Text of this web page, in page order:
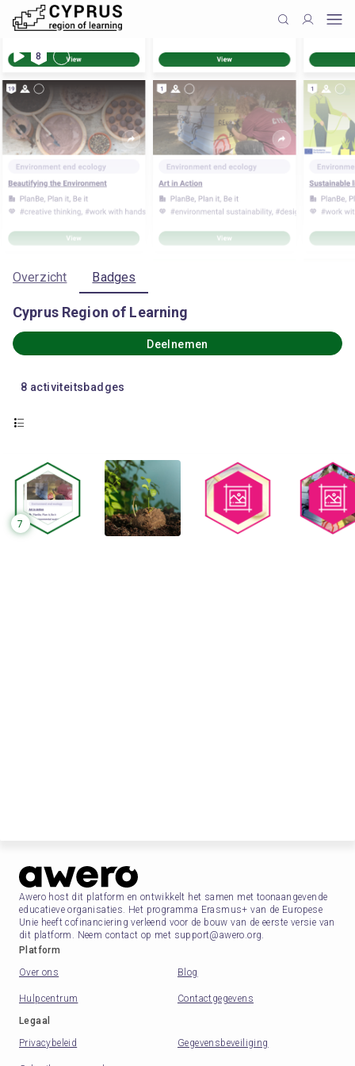
8
Overzicht Badges
Cyprus Region of Learning
Deelnemen
8 activiteitsbadges
7
Awero host dit platform en ontwikkelt het samen met toonaangevende
educatieve organisaties. Het programma Erasmus+ van de Europese
Unie heeft cofinanciering verleend voor de bouw van de eerste versie van
dit platform. Neem contact op met support@awero.org.
Platform
Over ons
Blog
Hulpcentrum
Contactgegevens
Legaal
Privacybeleid
Gegevensbeveiliging